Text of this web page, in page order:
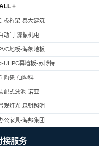
+
-板桁架-泰大建筑
动门-濠振机电
地板-海象地板
-UHPC幕墙板-苏博特
-陶瓷-伯陶科
配式泳池-诺亚
观灯光-森朝照明
公家具-海邦集团
接服务